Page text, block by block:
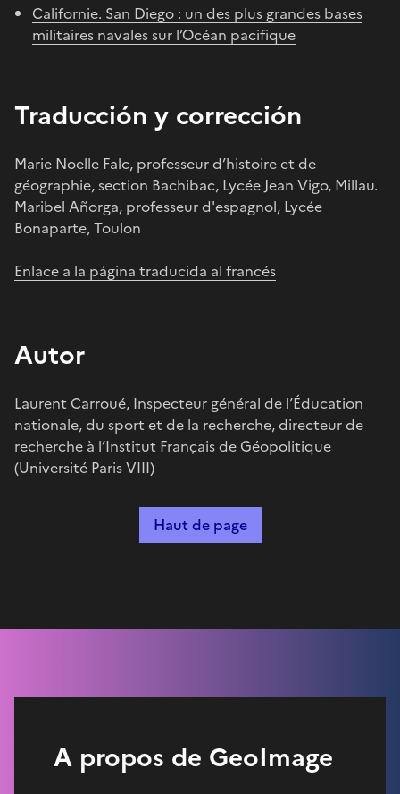
Californie. San Diego : un des plus grandes bases
militaires navales sur l’Océan pacifique
Traducción y corrección
Marie Noelle Falc, professeur d’histoire et de
géographie, section Bachibac, Lycée Jean Vigo, Millau.
Maribel Añorga, professeur d'espagnol, Lycée
Bonaparte, Toulon
Enlace a la página traducida al francés
Autor
Laurent Carroué, Inspecteur général de l’Éducation
nationale, du sport et de la recherche, directeur de
recherche à l’Institut Français de Géopolitique
(Université Paris VIII)
Haut de page
A propos de GeoImage